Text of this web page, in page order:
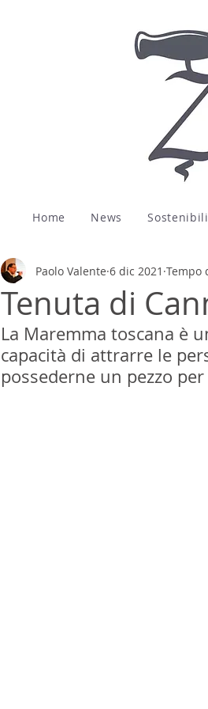
Home News
Tenuta di
Paolo Valente 6 dic 2021 Tempo
La Maremma toscana è
capacità di attrarre le
possederne un pezzo